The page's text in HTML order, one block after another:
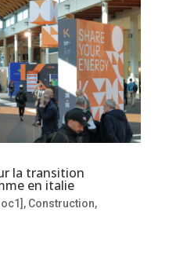
la transition
en italie
, Construction,